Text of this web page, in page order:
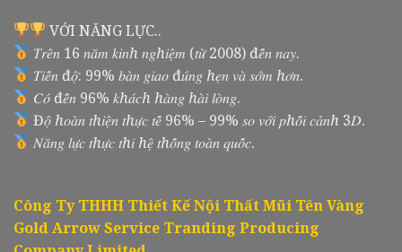
VỚI NĂNG LỰC..
𝑇𝑟𝑒̂𝑛 16 𝑛𝑎̆𝑚 𝑘𝑖𝑛ℎ 𝑛𝑔ℎ𝑖𝑒̣̂𝑚 (𝑡𝑢̛̀ 2008) đ𝑒̂́𝑛 𝑛𝑎𝑦.
𝑇𝑖𝑒̂́𝑛 đ𝑜̣̂: 99% 𝑏𝑎̀𝑛 𝑔𝑖𝑎𝑜 đ𝑢́𝑛𝑔 ℎ𝑒̣𝑛 𝑣𝑎̀ 𝑠𝑜̛́𝑚 ℎ𝑜̛𝑛.
𝐶𝑜́ đ𝑒̂́𝑛 96% 𝑘ℎ𝑎́𝑐ℎ ℎ𝑎̀𝑛𝑔 ℎ𝑎̀𝑖 𝑙𝑜̀𝑛𝑔.
Đ𝑜̣̂ ℎ𝑜𝑎̀𝑛 𝑡ℎ𝑖𝑒̣̂𝑛 𝑡ℎ𝑢̛̣𝑐 𝑡𝑒̂́ 96% – 99% 𝑠𝑜 𝑣𝑜̛́𝑖 𝑝ℎ𝑜̂́𝑖 𝑐𝑎̉𝑛ℎ 3𝐷.
𝑁𝑎̆𝑛𝑔 𝑙𝑢̛̣𝑐 𝑡ℎ𝑢̛̣𝑐 𝑡ℎ𝑖 ℎ𝑒̣̂ 𝑡ℎ𝑜̂́𝑛𝑔 𝑡𝑜𝑎̀𝑛 𝑞𝑢𝑜̂́𝑐.
Công Ty THHH Thiết Kế Nội Thất Mũi Tên Vàng
Gold Arrow Service Tranding Producing